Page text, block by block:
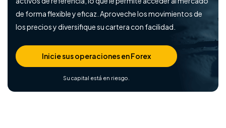
de forma flexible y eficaz. Aproveche los movimientos de
los precios y diversifique su cartera con facilidad.
Inicie sus operaciones en Forex
Su capital está en riesgo.